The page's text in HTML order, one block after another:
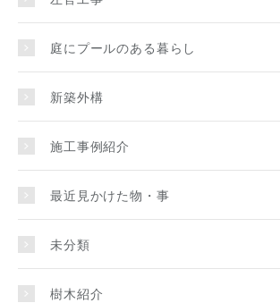
庭にプールのある暮らし
新築外構
施工事例紹介
最近見かけた物・事
未分類
樹木紹介